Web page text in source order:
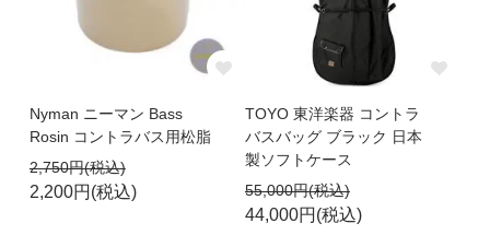
Nyman ニーマン Bass
Rosin コントラバス用松脂
2,750円(税込)
2,200円(税込)
TOYO 東洋楽器 コントラ
バスバッグ ブラック 日本
製ソフトケース
55,000円(税込)
44,000円(税込)